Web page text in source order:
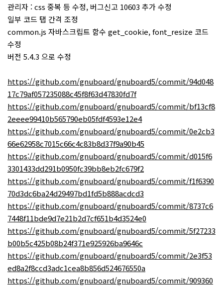
관리자 : css 중복 등 수정, 버그신고 10603 추가 수정
일부 코드 탭 간격 조정
common.js 자바스크립트 함수 get_cookie, font_resize 코드
수정
버전 5.4.3 으로 수정
https://github.com/gnuboard/gnuboard5/commit/94d048
17c79af057235088c45f8f63d47830fd7f
https://github.com/gnuboard/gnuboard5/commit/bf13cf8
2eeee99410b565790eb05fdf4593e12e4
https://github.com/gnuboard/gnuboard5/commit/0e2cb3
66e62958c7015c66c4c83b8d37f9a90b45
https://github.com/gnuboard/gnuboard5/commit/d015f6
3301433dd291b0950fc39bb8eb2fc679f2
https://github.com/gnuboard/gnuboard5/commit/f1f6390
70d3dc6ba24d29497bd1fd5b888acdcd3
https://github.com/gnuboard/gnuboard5/commit/8737c6
7448f11bde9d7e21b2d7cf651b4d3524e0
https://github.com/gnuboard/gnuboard5/commit/5f27233
b00b5c425b08b24f371e925926ba9646c
https://github.com/gnuboard/gnuboard5/commit/2e3f53
ed8a2f8ccd3adc1cea8b856d524676550a
https://github.com/gnuboard/gnuboard5/commit/909360